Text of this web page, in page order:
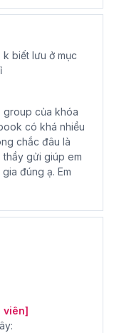
k biết lưu ở mục
group của khóa
có khá nhiều
chắc đâu là
gửi giúp em
đúng ạ. Em
viên]